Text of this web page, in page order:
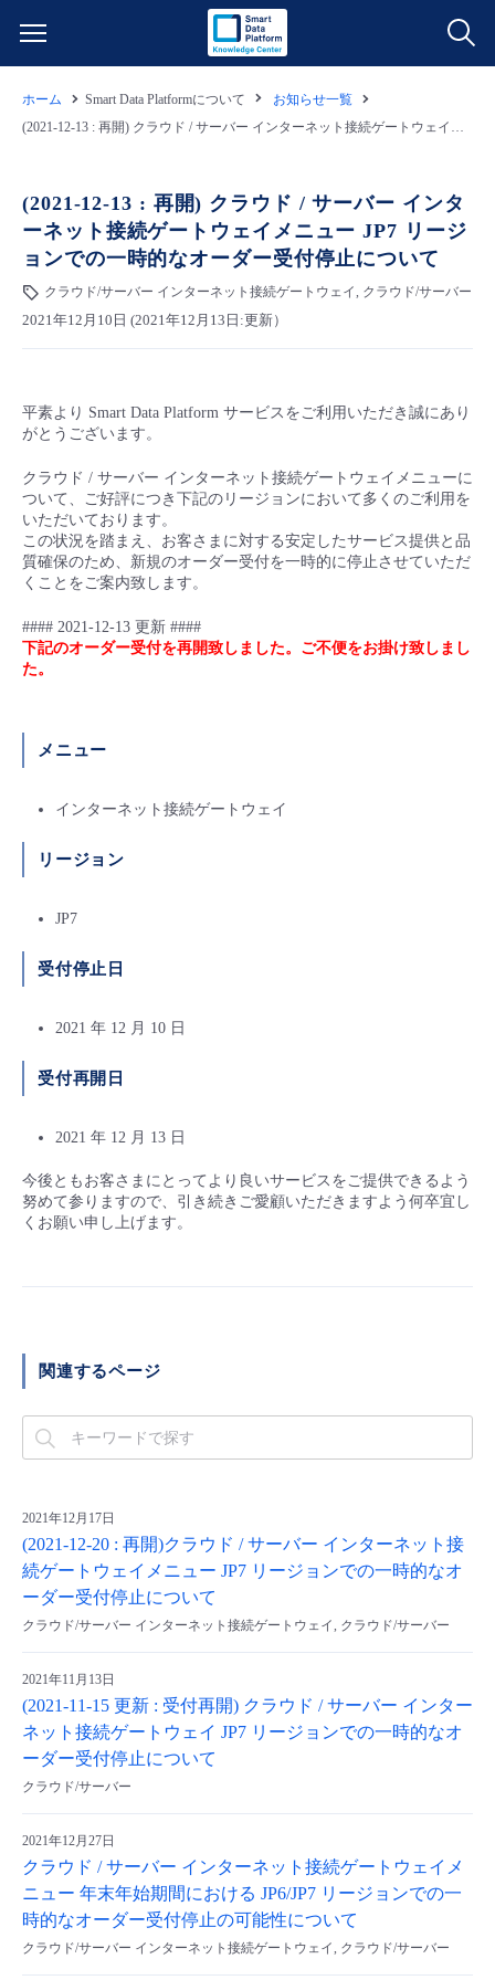
クラウド/サーバー
ネットワーク
モニタリング/監査
サポート
管理機能
すべてのメニューを見る
データ利活用
クラウド/サーバー
IoT
モニタリング/監査
サポート
管理機能
料金情報
料金シミュレーター
クラウド/サーバー
ネットワーク
IoT
モニタリング/監査
すべてのメニューを見る
ご利用開始ガイド
- 管理機能
■ セットアップガイド
- 新規お申し込み方法
- 初期設定・確認
- 登録情報の管理
- APIリファレンス
- クラウド / サーバー
- Flexible InterConnect
- Flexible Remote Access
- vUTM2
- バックアップ
- セキュリティ・監査
- データと分析
- その他
故障/メンテナンス情報
サービス稼働状況
故障/メンテナンス履歴
メンテナンス予定
パートナー
ホーム Smart Data Platformについて
お知らせ一覧
(2021-12-13 : 再開) クラウド / サーバー インターネット接続ゲートウェイメニュー JP7 リージョンでの一時的なオーダー受付停止について
(2021-12-13 : 再開) クラウド / サーバー インタ
ーネット接続ゲートウェイメニュー JP7 リージ
ョンでの一時的なオーダー受付停止について
クラウド/サーバー インターネット接続ゲートウェイ, クラウド/サーバー
2021年12月10日 (2021年12月13日:更新）
平素より Smart Data Platform サービスをご利用いただき誠にあり
がとうございます。
クラウド / サーバー インターネット接続ゲートウェイメニューに
ついて、ご好評につき下記のリージョンにおいて多くのご利用を
いただいております。
この状況を踏まえ、お客さまに対する安定したサービス提供と品
質確保のため、新規のオーダー受付を一時的に停止させていただ
くことをご案内致します。
#### 2021-12-13 更新 ####
下記のオーダー受付を再開致しました。ご不便をお掛け致しまし
た。
メニュー
インターネット接続ゲートウェイ
リージョン
JP7
受付停止日
2021 年 12 月 10 日
受付再開日
2021 年 12 月 13 日
今後ともお客さまにとってより良いサービスをご提供できるよう
努めて参りますので、引き続きご愛顧いただきますよう何卒宜し
くお願い申し上げます。
関連するページ
2021年12月17日
(2021-12-20 : 再開)クラウド / サーバー インターネット接
続ゲートウェイメニュー JP7 リージョンでの一時的なオ
ーダー受付停止について
クラウド/サーバー インターネット接続ゲートウェイ, クラウド/サーバー
2021年11月13日
(2021-11-15 更新 : 受付再開) クラウド / サーバー インター
ネット接続ゲートウェイ JP7 リージョンでの一時的なオ
ーダー受付停止について
クラウド/サーバー
2021年12月27日
クラウド / サーバー インターネット接続ゲートウェイメ
ニュー 年末年始期間における JP6/JP7 リージョンでの一
時的なオーダー受付停止の可能性について
クラウド/サーバー インターネット接続ゲートウェイ, クラウド/サーバー